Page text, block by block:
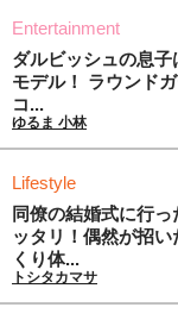
Entertainment
ダルビッシュの息
モデル！ ラウンド
コ...
ゆるま 小林
Lifestyle
同僚の結婚式に行
ッタリ！偶然が招い
くり体...
トシタカマサ